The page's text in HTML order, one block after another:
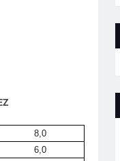
8,0
6,0